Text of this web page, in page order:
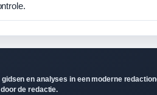
en analyses in een moderne
de redactie.